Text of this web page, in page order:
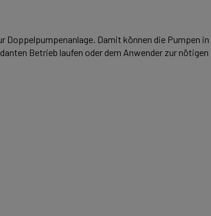
Doppelpumpenanlage. Damit können die Pumpen in
Betrieb laufen oder dem Anwender zur nötigen